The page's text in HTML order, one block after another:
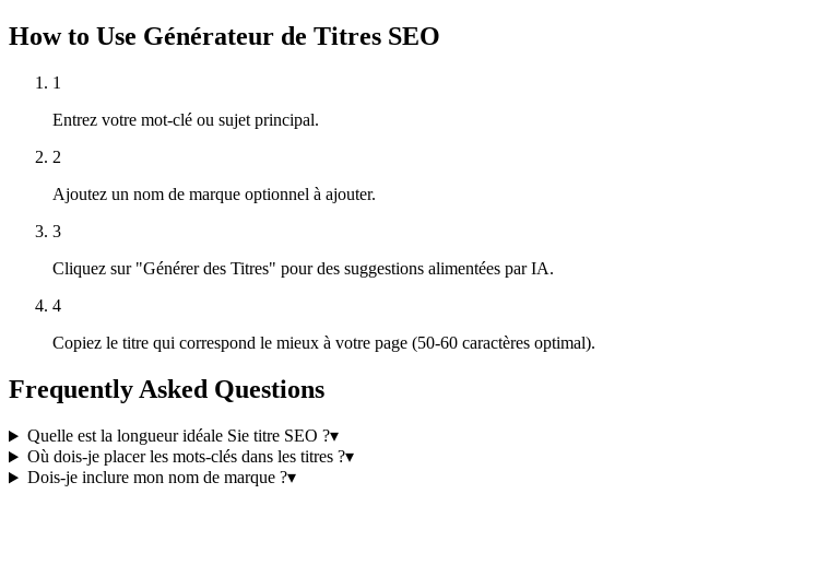
How to Use Générateur de Titres SEO
1
Entrez votre mot-clé ou sujet principal.
2
Ajoutez un nom de marque optionnel à ajouter.
3
Cliquez sur "Générer des Titres" pour des suggestions alimentées par IA.
4
Copiez le titre qui correspond le mieux à votre page (50-60 caractères optimal).
Frequently Asked Questions
Quelle est la longueur idéale Sie titre SEO ?▾
Où dois-je placer les mots-clés dans les titres ?▾
Dois-je inclure mon nom de marque ?▾